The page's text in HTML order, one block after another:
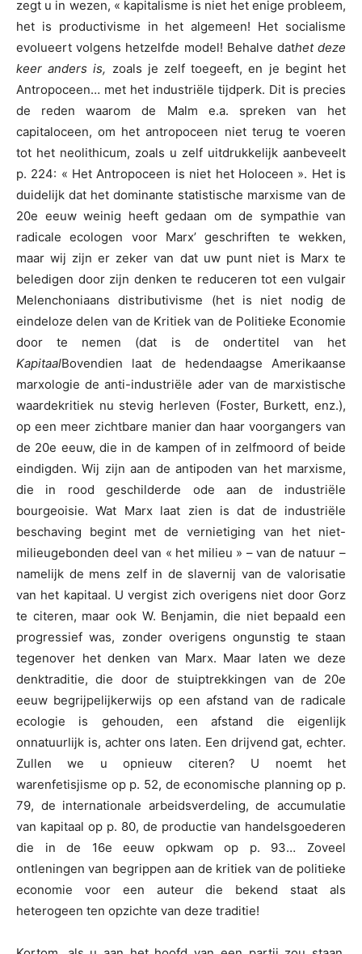
zegt u in wezen, « kapitalisme is niet het enige probleem,
het is productivisme in het algemeen! Het socialisme
evolueert volgens hetzelfde model! Behalve dathet deze
keer anders is, zoals je zelf toegeeft, en je begint het
Antropoceen… met het industriële tijdperk. Dit is precies
de reden waarom de Malm e.a. spreken van het
capitaloceen, om het antropoceen niet terug te voeren
tot het neolithicum, zoals u zelf uitdrukkelijk aanbeveelt
p. 224: « Het Antropoceen is niet het Holoceen ». Het is
duidelijk dat het dominante statistische marxisme van de
20e eeuw weinig heeft gedaan om de sympathie van
radicale ecologen voor Marx’ geschriften te wekken,
maar wij zijn er zeker van dat uw punt niet is Marx te
beledigen door zijn denken te reduceren tot een vulgair
Melenchoniaans distributivisme (het is niet nodig de
eindeloze delen van de Kritiek van de Politieke Economie
door te nemen (dat is de ondertitel van het
KapitaalBovendien laat de hedendaagse Amerikaanse
marxologie de anti-industriële ader van de marxistische
waardekritiek nu stevig herleven (Foster, Burkett, enz.),
op een meer zichtbare manier dan haar voorgangers van
de 20e eeuw, die in de kampen of in zelfmoord of beide
eindigden. Wij zijn aan de antipoden van het marxisme,
die in rood geschilderde ode aan de industriële
bourgeoisie. Wat Marx laat zien is dat de industriële
beschaving begint met de vernietiging van het niet-
milieugebonden deel van « het milieu » – van de natuur –
namelijk de mens zelf in de slavernij van de valorisatie
van het kapitaal. U vergist zich overigens niet door Gorz
te citeren, maar ook W. Benjamin, die niet bepaald een
progressief was, zonder overigens ongunstig te staan
tegenover het denken van Marx. Maar laten we deze
denktraditie, die door de stuiptrekkingen van de 20e
eeuw begrijpelijkerwijs op een afstand van de radicale
ecologie is gehouden, een afstand die eigenlijk
onnatuurlijk is, achter ons laten. Een drijvend gat, echter.
Zullen we u opnieuw citeren? U noemt het
warenfetisjisme op p. 52, de economische planning op p.
79, de internationale arbeidsverdeling, de accumulatie
van kapitaal op p. 80, de productie van handelsgoederen
die in de 16e eeuw opkwam op p. 93… Zoveel
ontleningen van begrippen aan de kritiek van de politieke
economie voor een auteur die bekend staat als
heterogeen ten opzichte van deze traditie!